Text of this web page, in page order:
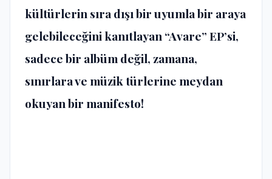
kültürlerin sıra dışı bir uyumla bir araya
gelebileceğini kanıtlayan “Avare” EP’si,
sadece bir albüm değil, zamana,
sınırlara ve müzik türlerine meydan
okuyan bir manifesto!